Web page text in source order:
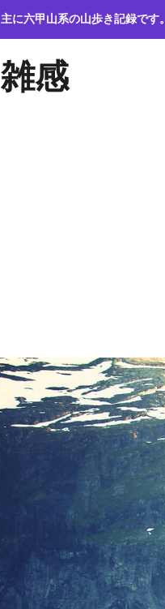
主に六甲山系の山歩き記録です。
雑感